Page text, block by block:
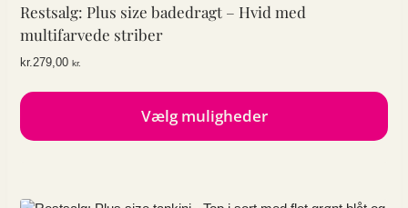
Restsalg: Plus size badedragt – Hvid med
multifarvede striber
kr. 279,00 kr.
Vælg muligheder